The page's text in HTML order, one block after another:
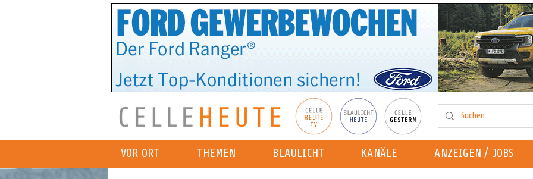
VOR ORT THEMEN BLAULICHT KANÄLE ANZEIGEN / JOBS